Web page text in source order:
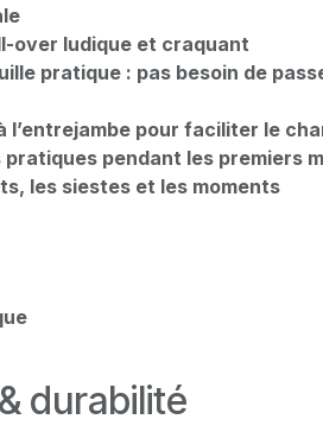
over ludique et craquant
pratique : pas besoin de
l’entrejambe pour faciliter le
pendant les premiers
les siestes et les moments
durabilité